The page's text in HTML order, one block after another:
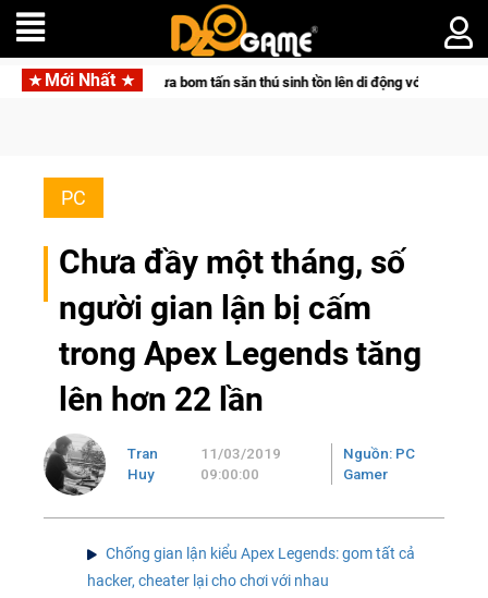
Mới Nhất
đưa bom tấn săn thú sinh tồn lên di động với tên gọi Palworld Online
PC
Chưa đầy một tháng, số
người gian lận bị cấm
trong Apex Legends tăng
lên hơn 22 lần
Tran
Huy
11/03/2019
09:00:00
Nguồn: PC
Gamer
Chống gian lận kiểu Apex Legends: gom tất cả
hacker, cheater lại cho chơi với nhau